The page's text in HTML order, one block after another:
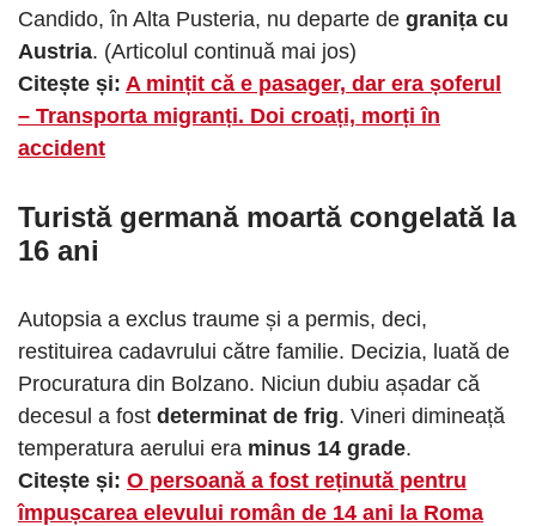
Candido, în Alta Pusteria, nu departe de granița cu
Austria. (Articolul continuă mai jos)
Citește și: A mințit că e pasager, dar era șoferul
– Transporta migranți. Doi croați, morți în
accident
Turistă germană moartă congelată la
16 ani
Autopsia a exclus traume și a permis, deci,
restituirea cadavrului către familie. Decizia, luată de
Procuratura din Bolzano. Niciun dubiu așadar că
decesul a fost determinat de frig. Vineri dimineață
temperatura aerului era minus 14 grade.
Citește și: O persoană a fost reținută pentru
împușcarea elevului român de 14 ani la Roma